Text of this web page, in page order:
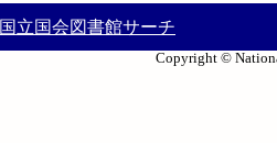
国立国会図書館サーチ
Copyright ©